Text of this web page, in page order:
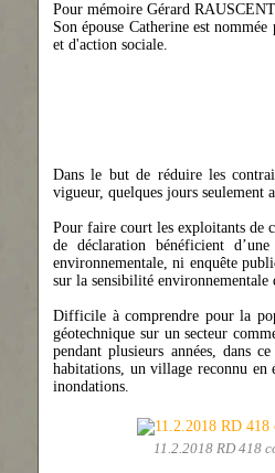
Pour mémoire Gérard
Son épouse Catherine est
et d'action sociale.
Dans le but de réduire les
vigueur, quelques jours seulement
Pour faire court les exploitants de
de déclaration bénéficient
environnementale, ni enquête
sur la sensibilité
Difficile à comprendre pour la
géotechnique sur un secteur
pendant plusieurs années, dans
habitations, un village reconnu en
inondations.
11.2.2018 RD 418